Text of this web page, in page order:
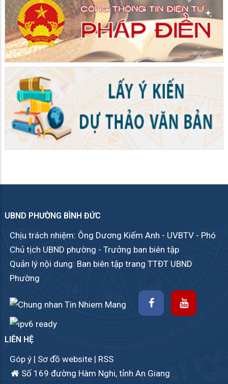
UBND PHƯỜNG BÌNH ĐỨC
Chịu trách nhiệm: Ông Dương Kiếm Anh - UVBTV - Phó
Chủ tịch UBND phường - Trưởng ban biên tập
Quản lý nội dung: Ban biên tập trang TTĐT UBND
Phường
LIÊN HỆ
Góp ý | Sơ đồ website | RSS
Số 169 đường Hàm Nghi, tỉnh An Giang